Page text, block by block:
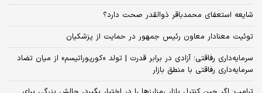
شایعه استعفای محمدباقر ذوالقدر صحت دارد؟
توئیت معنادار معاون رئیس جمهور در حمایت از پزشکیان
سرمایه‌داری رفاقتی؛ آزادی در برابر قدرت | تولد «کورپوراتیسم» از میان تضاد
سرمایه‌داری رفاقتی با منطق بازار